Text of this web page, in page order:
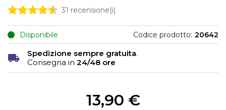
31 recensione(i)
Disponibile Codice prodotto 20642
Spedizione sempre gratuita.
Consegna in 24/48 ore
13,90 €